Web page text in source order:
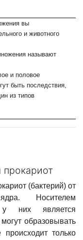
вы
и животного
называют
и половое
быть последствия,
из типов
(бактерий) от
Носителем
у них является
образовывать
только